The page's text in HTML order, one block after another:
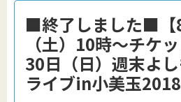
■終了しました■【
（土）10時～チケ
30日（日）週末よ
ライブin小美玉2018